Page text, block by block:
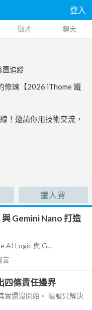
登入
徵才 聊天
團追蹤
修煉【2026 iThome 鐵
！邀請你用技術交流，
鐵人賽
Gemini Nano 打造
AI Logic 與 G...
言
四條責任邊界
實還沒開始。 帳號只解決